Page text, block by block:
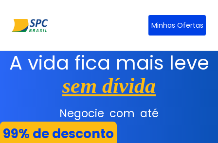
Minhas Ofertas
A vida fica mais leve
sem dívida
Negocie com até
99% de desconto